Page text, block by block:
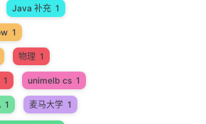
Java 补充 1
1
物理 1
1 unimelb cs 1
1 麦马大学 1